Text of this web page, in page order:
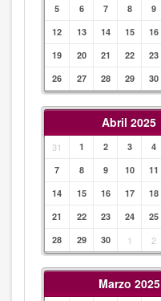
5 6 7 8 9
12
13 14 15 16
19
20 21 22 23
26
27 28 29 30
Abril 2025
31 1 2 3 4
7
8 9 10 11
14
15 16 17 18
21
22 23 24 25
28
29 30 1 2
Marzo 2025